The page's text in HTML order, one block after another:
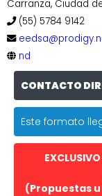
Carranza, Ciudad
(55) 5784 9142
nd
CONTACTO
Este formato
(Propuestas